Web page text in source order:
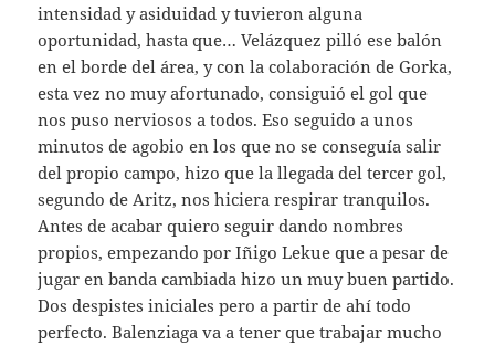
intensidad y asiduidad y tuvieron alguna
oportunidad, hasta que… Velázquez pilló ese balón
en el borde del área, y con la colaboración de Gorka,
esta vez no muy afortunado, consiguió el gol que
nos puso nerviosos a todos. Eso seguido a unos
minutos de agobio en los que no se conseguía salir
del propio campo, hizo que la llegada del tercer gol,
segundo de Aritz, nos hiciera respirar tranquilos.
Antes de acabar quiero seguir dando nombres
propios, empezando por Iñigo Lekue que a pesar de
jugar en banda cambiada hizo un muy buen partido.
Dos despistes iniciales pero a partir de ahí todo
perfecto. Balenziaga va a tener que trabajar mucho